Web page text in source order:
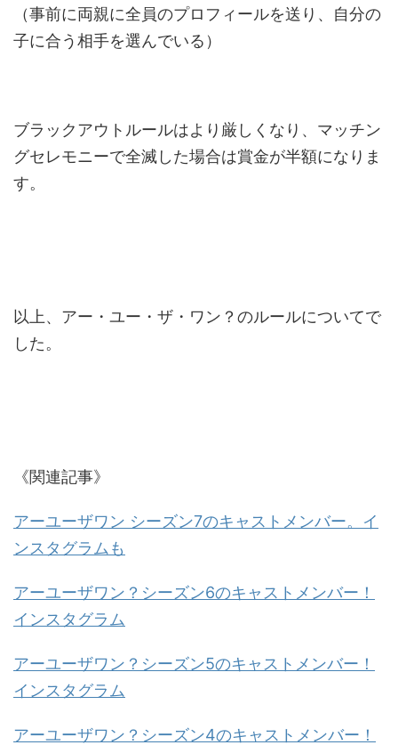
（事前に両親に全員のプロフィールを送り、自分の
子に合う相手を選んでいる）
ブラックアウトルールはより厳しくなり、マッチン
グセレモニーで全滅した場合は賞金が半額になりま
す。
以上、アー・ユー・ザ・ワン？のルールについてで
した。
《関連記事》
アーユーザワン シーズン7のキャストメンバー。イ
ンスタグラムも
アーユーザワン？シーズン6のキャストメンバー！
インスタグラム
アーユーザワン？シーズン5のキャストメンバー！
インスタグラム
アーユーザワン？シーズン4のキャストメンバー！